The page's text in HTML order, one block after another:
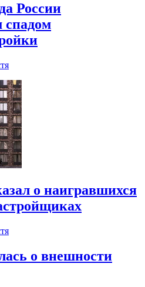
России
спадом
о наигравшихся
о внешности